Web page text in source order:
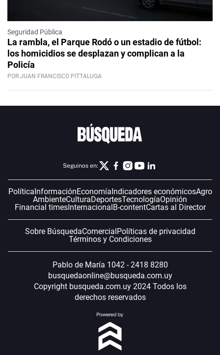
Seguridad Pública
La rambla, el Parque Rodó o un estadio de fútbol:
los homicidios se desplazan y complican a la
Policía
POR JUAN FRANCISCO PITTALUGA
Seguinos en:
Política InformaciónEconomía Indicadores económicosAgro
AmbienteCulturaDeportesTecnologíaOpinión
Financial timesInternacional B-contentCartas al Director
Sobre BúsquedaComercial Políticas de privacidad
Términos y Condiciones
Pablo de María 1042 - 2418 8280
busquedaonline@busqueda.com.uy
Copyright busqueda.com.uy 2024 Todos los
derechos reservados